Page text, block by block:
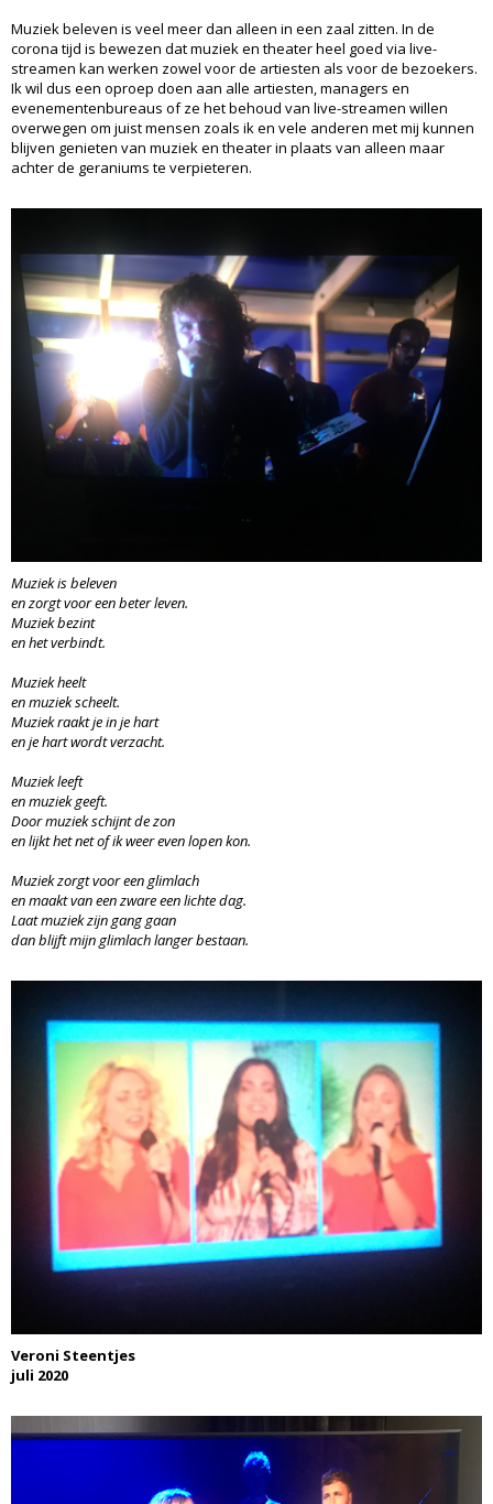
Muziek beleven is veel meer dan alleen in een zaal zitten. In de
corona tijd is bewezen dat muziek en theater heel goed via live-
streamen kan werken zowel voor de artiesten als voor de bezoekers.
Ik wil dus een oproep doen aan alle artiesten, managers en
evenementenbureaus of ze het behoud van live-streamen willen
overwegen om juist mensen zoals ik en vele anderen met mij kunnen
blijven genieten van muziek en theater in plaats van alleen maar
achter de geraniums te verpieteren.
Muziek is beleven
en zorgt voor een beter leven.
Muziek bezint
en het verbindt.
Muziek heelt
en muziek scheelt.
Muziek raakt je in je hart
en je hart wordt verzacht.
Muziek leeft
en muziek geeft.
Door muziek schijnt de zon
en lijkt het net of ik weer even lopen kon.
Muziek zorgt voor een glimlach
en maakt van een zware een lichte dag.
Laat muziek zijn gang gaan
dan blijft mijn glimlach langer bestaan.
Veroni Steentjes
juli 2020